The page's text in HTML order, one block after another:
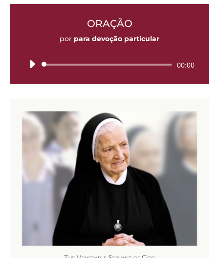
ORAÇÃO
por para devoção particular
Tocador
áudio
00:00